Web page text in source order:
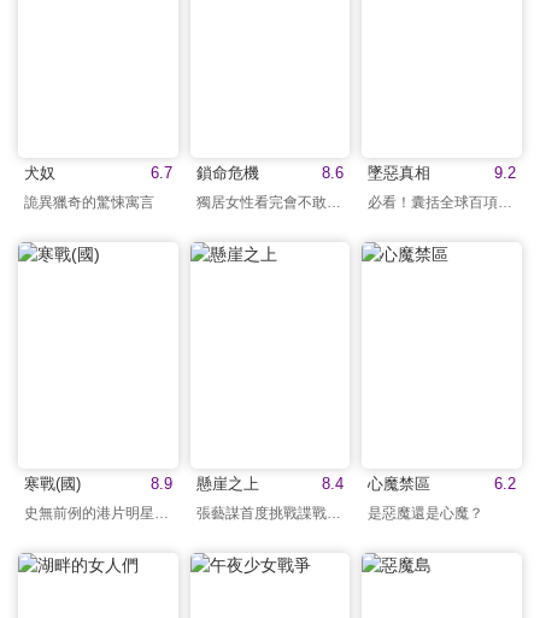
6.7
犬奴
詭異獵奇的驚悚寓言
8.6
鎖命危機
獨居女性看完會不敢回家
9.2
墜惡真相
必看！囊括全球百項大獎
8.9
寒戰(國) 8.4
懸崖之上
張藝謀首度挑戰諜戰題材
6.2
心魔禁區
是惡魔還是心魔？